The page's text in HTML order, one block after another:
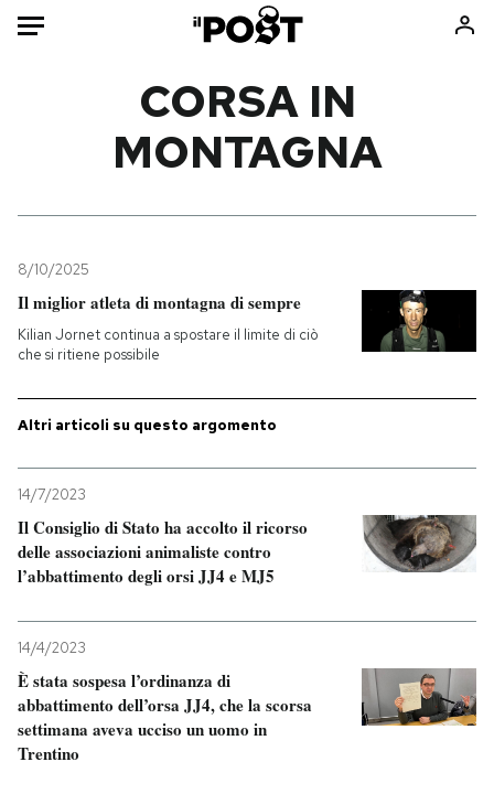
Mondo
Tecnologia
Internet
Scienza
Libri
Ok Boomer!
Media
PODCAST
I MIEI PREFERITI
SHOP
CORSA IN
MONTAGNA
8/10/2025
Il miglior atleta di montagna di sempre
Kilian Jornet continua a spostare il limite di ciò
che si ritiene possibile
Altri articoli su questo argomento
14/7/2023
Il Consiglio di Stato ha accolto il ricorso
delle associazioni animaliste contro
l’abbattimento degli orsi JJ4 e MJ5
14/4/2023
È stata sospesa l’ordinanza di
abbattimento dell’orsa JJ4, che la scorsa
settimana aveva ucciso un uomo in
Trentino